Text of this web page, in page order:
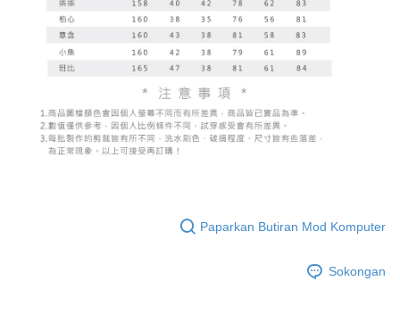
Paparkan Butiran Mod Komputer
Sokongan